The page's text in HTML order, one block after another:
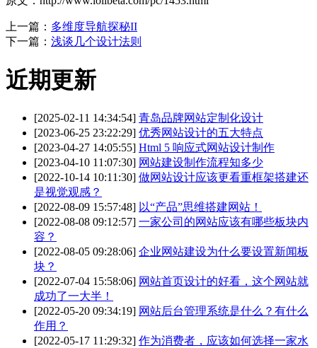
上一篇： 多维度导航探秘II
下一篇： 浅谈几个设计法则
近期更新
[2025-02-11 14:34:54] 青岛品牌网站定制化设计
[2023-06-25 23:22:29] 优秀网站设计的五大特点
[2023-04-27 14:05:55] Html 5 响应式网站设计制作
[2023-04-10 11:07:30] 网站建设制作流程知多少
[2022-10-14 10:11:30] 做网站设计应该更看重框架搭建还
是视觉观感？
[2022-08-09 15:57:48] 以“产品”思维搭建网站！
[2022-08-08 09:12:57] 一家公司的网站应该有哪些板块内
容？
[2022-08-05 09:28:06] 企业网站建设为什么要设置新闻板
块？
[2022-07-04 15:58:06] 网站首页设计的好看，这个网站就
成功了一大半！
[2022-05-20 09:34:19] 网站后台管理系统是什么？有什么
作用？
[2022-05-17 11:29:32] 作为消费者，应该如何选择一家水